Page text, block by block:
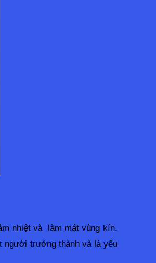
nhiệt và  làm mát vùng kín.
người trưởng thành và là yếu